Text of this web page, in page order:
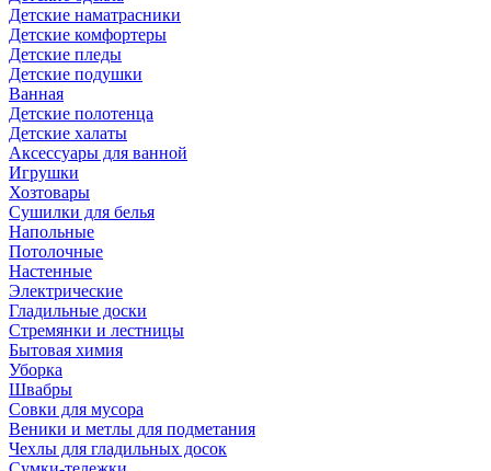
Детские наматрасники
Детские комфортеры
Детские пледы
Детские подушки
Ванная
Детские полотенца
Детские халаты
Аксессуары для ванной
Игрушки
Хозтовары
Сушилки для белья
Напольные
Потолочные
Настенные
Электрические
Гладильные доски
Стремянки и лестницы
Бытовая химия
Уборка
Швабры
Совки для мусора
Веники и метлы для подметания
Чехлы для гладильных досок